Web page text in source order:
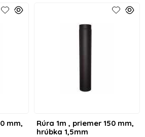
mm,
Rúra 1m , priemer 150 mm,
hrúbka 1,5mm